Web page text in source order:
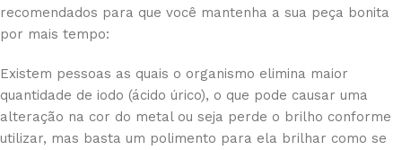
recomendados para que você mantenha a sua peça bonita
por mais tempo:
Existem pessoas as quais o organismo elimina maior
quantidade de iodo (ácido úrico), o que pode causar uma
alteração na cor do metal ou seja perde o brilho conforme
utilizar, mas basta um polimento para ela brilhar como se